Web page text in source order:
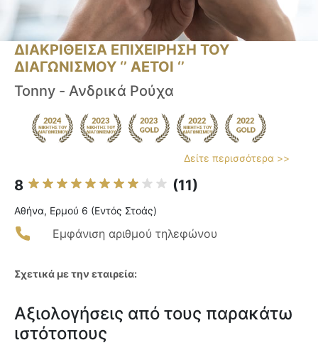
ΔΙΑΚΡΙΘΕΙΣΑ ΕΠΙΧΕΙΡΗΣΗ ΤΟΥ
ΔΙΑΓΩΝΙΣΜΟΥ ‘’ ΑΕΤΟΙ ‘’
Tonny - Ανδρικά Ρούχα
Δείτε περισσότερα >>
8 (11)
Αθήνα, Ερμού 6 (Εντός Στοάς)
Εμφάνιση αριθμού τηλεφώνου
Σχετικά με την εταιρεία:
Αξιολογήσεις από τους παρακάτω
ιστότοπους